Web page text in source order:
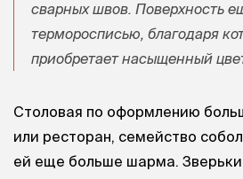
сварных швов. Поверхность
терморосписью, благодаря
приобретает насыщенный
Столовая по оформлению
или ресторан, семейство
ей еще больше шарма.